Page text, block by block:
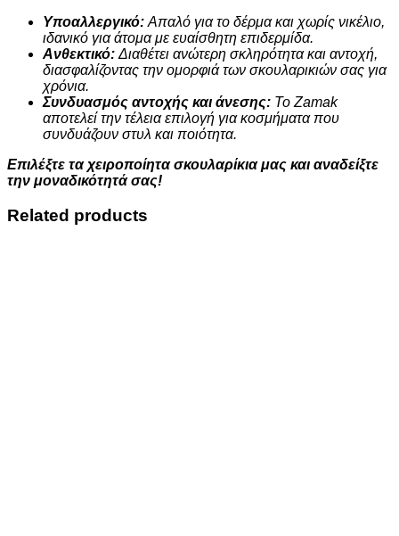
Υποαλλεργικό: Απαλό για το δέρμα και χωρίς νικέλιο,
ιδανικό για άτομα με ευαίσθητη επιδερμίδα.
Ανθεκτικό: Διαθέτει ανώτερη σκληρότητα και αντοχή,
διασφαλίζοντας την ομορφιά των σκουλαρικιών σας για
χρόνια.
Συνδυασμός αντοχής και άνεσης: Το Zamak
αποτελεί την τέλεια επιλογή για κοσμήματα που
συνδυάζουν στυλ και ποιότητα.
Επιλέξτε τα χειροποίητα σκουλαρίκια μας και αναδείξτε
την μοναδικότητά σας!
Related products